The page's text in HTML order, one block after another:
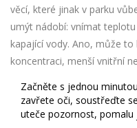
věcí, které jinak v parku
umýt nádobí: vnímat
kapající vody. Ano, může
koncentraci, menší vnitřní
Začněte s jednou
zavřete oči, soustřeďte
uteče pozornost, pomalu